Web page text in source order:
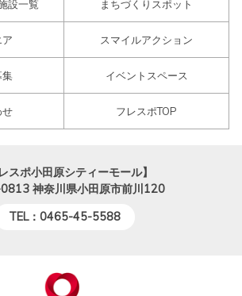
設一覧 まちづくりスポット
スマイルアクション
集 イベントスペース
せ フレスポTOP
レスポ小田原シティーモール】
神奈川県小田原市前川120
TEL：0465-45-5588